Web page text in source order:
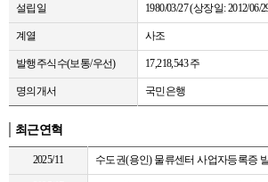
설립일 1980/03/27 (상장일: 2012/06/
계열 사조
발행주식수(보통/우선) 17,218,543 주
명의개서 국민은행
최근연혁
2025/11 수도권(용인) 물류센터 사업자등록증